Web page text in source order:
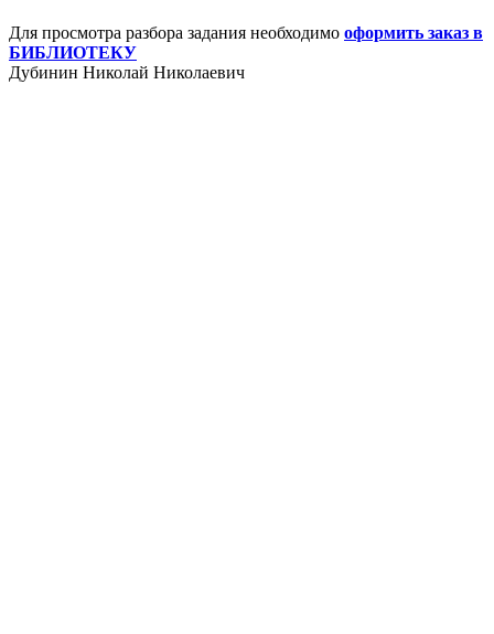
Для просмотра разбора задания необходимо оформить заказ в
БИБЛИОТЕКУ
Дубинин Николай Николаевич